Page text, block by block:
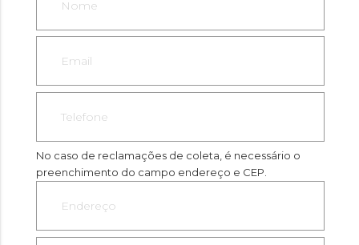
No caso de reclamações de coleta, é necessário o
preenchimento do campo endereço e CEP.